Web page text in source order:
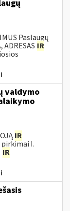
Paslaugų
IR
valdymo
IR
pirkimai I.
IR